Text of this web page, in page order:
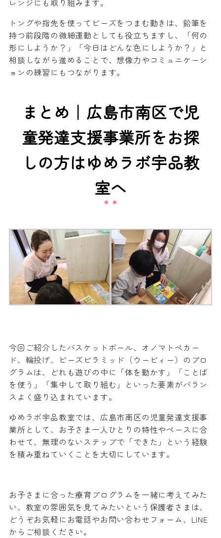
レンジにも取り組みます。
トングや指先を使ってビーズをつまむ動きは、鉛筆を
持つ前段階の微細運動としても役立ちますし、「何の
形にしようか？」「今日はどんな色にしようか？」と
相談しながら進めることで、想像力やコミュニケーシ
ョンの練習にもつながります。
まとめ｜広島市南区で児
童発達支援事業所をお探
しの方はゆめラボ宇品教
室へ
今回ご紹介したバスケットボール、オノマトペカー
ド、輪投げ、ビーズピラミッド（ウービィー）のプロ
グラムは、どれも遊びの中に「体を動かす」「ことば
を使う」「集中して取り組む」といった要素がバラン
スよく盛り込まれています。
ゆめラボ宇品教室では、広島市南区の児童発達支援事
業所として、お子さま一人ひとりの特性やペースに合
わせて、無理のないステップで「できた」という経験
を積み重ねていくことを大切にしています。
お子さまに合った療育プログラムを一緒に考えてみた
い、教室の雰囲気を見てみたいという保護者さまは、
どうぞお気軽にお電話やお問い合わせフォーム、LINE
からご相談ください。